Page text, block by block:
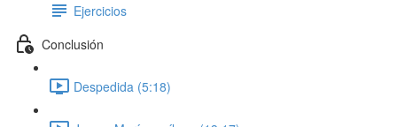
Ejercicios
Conclusión
Despedida (5:18)